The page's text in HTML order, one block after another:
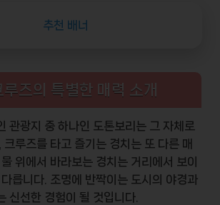
루즈의 특별한 매력 소개
관광지 중 하나인 도톤보리 는 그 자체로
크루즈를 타고 즐기는 경치는 또 다른 매
위에서 바라보는 경치는 거리에서 보이
릅니다. 조명에 반짝이는 도시의 야경과
신선한 경험이 될 것입니다.